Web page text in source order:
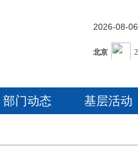
2026-08-
部门动态 基层活动